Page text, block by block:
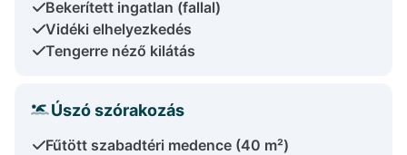
Bekerített ingatlan (fallal)
Vidéki elhelyezkedés
Tengerre néző kilátás
Úszó szórakozás
Fűtött szabadtéri medence (40 m²)